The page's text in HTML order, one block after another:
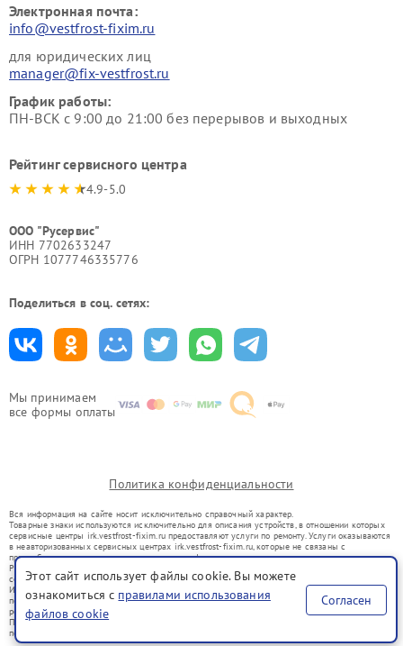
Мы принимаем
все формы оплаты
Электронная почта:
info@vestfrost-fixim.ru
для юридических лиц
manager@fix-vestfrost.ru
График работы:
ПН-ВСК с 9:00 до 21:00 без перерывов и выходных
Рейтинг сервисного центра
4.9-5.0
ООО "Русервис"
ИНН 7702633247
ОГРН 1077746335776
Поделиться в соц. сетях:
Политика конфиденциальности
Вся информация на сайте носит исключительно справочный характер.
Товарные знаки используются исключительно для описания устройств, в отношении которых
сервисные центры irk.vestfrost-fixim.ru предоставляют услуги по ремонту. Услуги оказываются
в неавторизованных сервисных центрах irk.vestfrost-fixim.ru, которые не связаны с
правообладателями товарных знаков или их официальными представителями.
Ремонт осуществляется для устройств, уже введенных в гражданский оборот в соответствии
со статьей 1487 ГК РФ.
Использование товарных знаков не преследует цели индивидуализации услуг или введения
потребителей в заблуждение, а служит для информирования о предоставляемых услугах по
ремонту техники указанных брендов.
Представленная на сайте информация не является публичной офертой, определяемой
положениями Статьи 437(2) Гражданского кодекса РФ
Этот сайт использует файлы cookie. Вы можете
ознакомиться с правилами использования
файлов cookie
Согласен